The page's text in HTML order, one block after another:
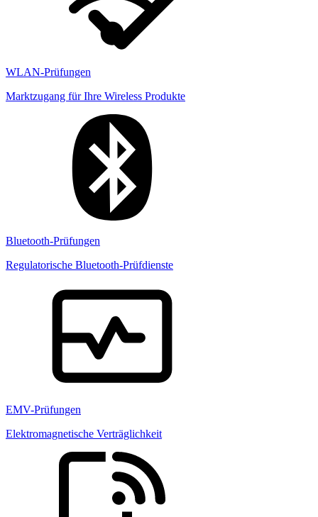
WLAN-Prüfungen
Marktzugang für Ihre Wireless Produkte
Bluetooth-Prüfungen
Regulatorische Bluetooth-Prüfdienste
EMV-Prüfungen
Elektromagnetische Verträglichkeit